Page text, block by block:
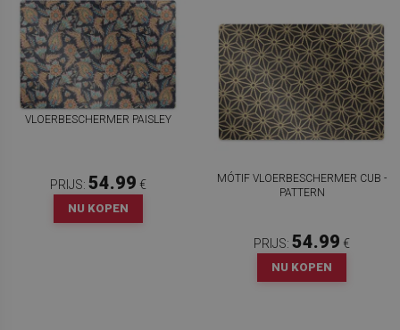
VLOERBESCHERMER PAISLEY
PRIJS: 54.99 €
NU KOPEN
MÓTIF VLOERBESCHERMER CUB -
PATTERN
PRIJS: 54.99 €
NU KOPEN